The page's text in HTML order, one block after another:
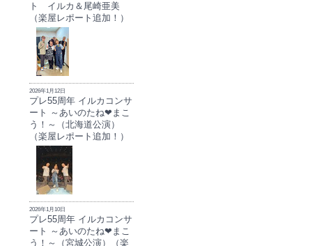
ト イルカ＆尾崎亜美
（楽屋レポート追加！）
2026年1月12日
プレ55周年 イルカコンサ
ート ～あいのたね❤まこ
う！～（北海道公演）
（楽屋レポート追加！）
2026年1月10日
プレ55周年 イルカコンサ
ート ～あいのたね❤まこ
う！～（宮城公演）（楽